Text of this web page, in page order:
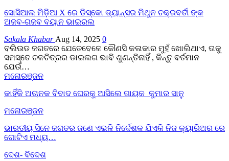
ସୋସିଆଲ ମିଡ଼ିଆ X ରେ ଡିସ୍କୋ ଡ୍ୟାନ୍ସର ମିଥୁନ ଚକ୍ରବର୍ତୀ ଙ୍କ
ଅଜବ-ଗଜବ ବୟାନ ଭାଇରଲ
Sakala Khabar Aug 14, 2025 0
ବଲିଉଡ ଜଗତରେ ଯେତେବେଳେ କୌଣସି କଳାକାର ମୁହଁ ଖୋଲିଥାଏ, ତାକୁ
ସମସ୍ତେ ଚଳଚିତ୍ରର ଡାଇଲଗ ଭାବି ଶୁଣନ୍ତିନାହିଁ , କିନ୍ତୁ ବର୍ତମାନ
ଯେଉଁ…
ମନୋରଞ୍ଜନ
କାହିଁକି ଅଚାନକ ବିବାଦ ଘେରକୁ ଆସିଲେ ଗାୟକ କୁମାର ସାନୁ
ମନୋରଞ୍ଜନ
ଭାରତୀୟ ସିନେ ଜଗତର ଜଣେ ଏଭଳି ନିର୍ଦେଶକ ଯିଏକି ନିଜ କ୍ୟାରିଅର ରେ
ଗୋଟିଏ ମଧ୍ୟ…
ଦେଶ- ବିଦେଶ